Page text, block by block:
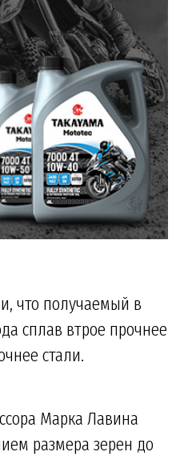
что получаемый в
сплав втрое прочнее
стали.
Марка Лавина
размера зерен до